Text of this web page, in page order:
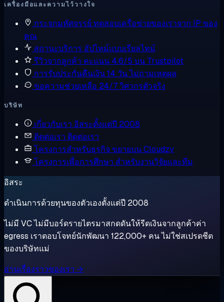
เครื่องมือและความไว้วางใจ
กระจกมหัศจรรย์ ทดสอบเครือข่ายของเราจาก IP ของ
คุณ
สถานะบริการ อัปไทม์แบบเรียลไทม์
รีวิวจากลูกค้า คะแนน 4.6/5 บน Trustpilot
การรับประกันคืนเงิน14 วัน ไม่ถามเหตุผล
ขอความช่วยเหลือ 24/7 วิศวกรตัวจริง
บริษัท
เกี่ยวกับเรา อิสระตั้งแต่ปี 2008
ติดต่อเรา ติดต่อเรา
โครงการสำหรับธุรกิจ ขยายบน Cloudzy
โครงการเพื่อการศึกษา สำหรับงานวิจัยและทีม
อิสระ
ดำเนินการด้วยทุนของตัวเองตั้งแต่ปี 2008
ไม่มี VC ไม่มีบอร์ดรายไตรมาสกดดันให้รีดเงินจากลูกค้าค่า
egress เราตอบโจทย์นักพัฒนา 122,000+ คน ไม่ใช่สเปรดชีต
ของบริษัทแม่
อ่านเรื่องราวของเรา →